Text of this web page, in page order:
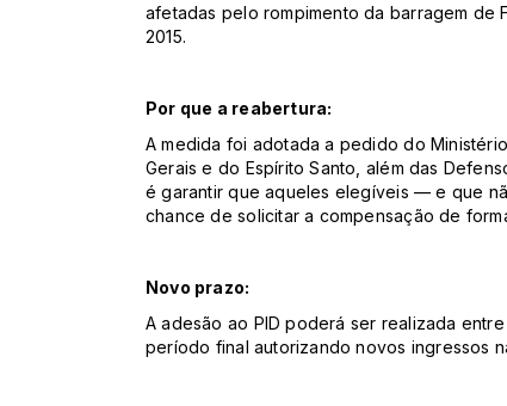
afetadas pelo rompimento da barragem de
2015.
Por que a reabertura:
A medida foi adotada a pedido do
Gerais e do Espírito Santo, além das
é garantir que aqueles elegíveis — e que
chance de solicitar a compensação de
Novo prazo:
A adesão ao PID poderá ser realizada
período final autorizando novos ingressos